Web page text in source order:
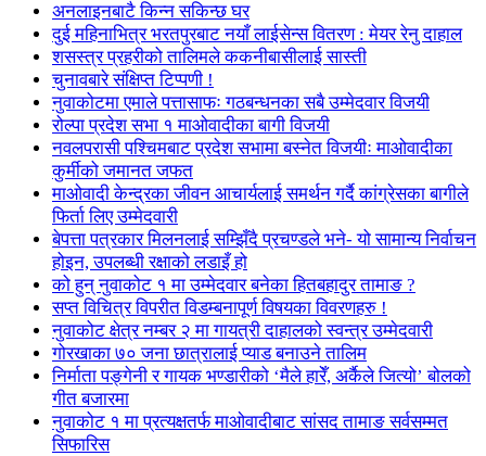
अनलाइनबाटै किन्न सकिन्छ घर
दुई महिनाभित्र भरतपुरबाट नयाँ लाईसेन्स वितरण : मेयर रेनु दाहाल
शसस्त्र प्रहरीको तालिमले ककनीबासीलाई सास्ती
चुनावबारे संक्षिप्त टिप्पणी !
नुवाकोटमा एमाले पत्तासाफः गठबन्धनका सबै उम्मेदवार विजयी
रोल्पा प्रदेश सभा १ माओवादीका बागी विजयी
नवलपरासी पश्चिमबाट प्रदेश सभामा बस्नेत विजयीः माओवादीका
कुर्मीको जमानत जफत
माओवादी केन्द्रका जीवन आचार्यलाई समर्थन गर्दै कांग्रेसका बागीले
फिर्ता लिए उम्मेदवारी
बेपत्ता पत्रकार मिलनलाई सम्झिँदै प्रचण्डले भने- यो सामान्य निर्वाचन
होइन, उपलब्धी रक्षाको लडाइँ हो
को हुन् नुवाकोट १ मा उम्मेदवार बनेका हितबहादुर तामाङ ?
सप्त विचित्र विपरीत विडम्बनापूर्ण विषयका विवरणहरु !
नुवाकोट क्षेत्र नम्बर २ मा गायत्री दाहालको स्वन्त्र उम्मेदवारी
गोरखाका ७० जना छात्रालाई प्याड बनाउने तालिम
निर्माता पङ्गेनी र गायक भण्डारीको ‘मैले हारेँ, अर्कैले जित्यो’ बोलको
गीत बजारमा
नुवाकोट १ मा प्रत्यक्षतर्फ माओवादीबाट सांसद तामाङ सर्वसम्मत
सिफारिस